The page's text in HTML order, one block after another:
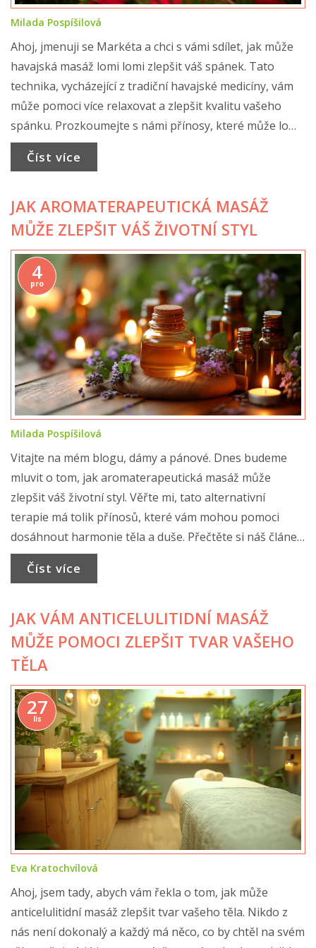
Milada Pospíšilová
Ahoj, jmenuji se Markéta a chci s vámi sdílet, jak může
havajská masáž lomi lomi zlepšit váš spánek. Tato
technika, vycházející z tradiční havajské medicíny, vám
může pomoci více relaxovat a zlepšit kvalitu vašeho
spánku. Prozkoumejte s námi přínosy, které může lomi
lomi masáž přinést vašemu zdraví a pohodě.
Objekveme nový způsob, jak zlepšit náš spánek a
Číst více
JAK AROMATERAPEUTICKÁ MASÁŽ
MŮŽE ZLEPŠIT VÁŠ ŽIVOTNÍ STYL
4
pro
Milada Pospíšilová
Vitajte na mém blogu, dámy a pánové. Dnes budeme
mluvit o tom, jak aromaterapeutická masáž může
zlepšit váš životní styl. Věřte mi, tato alternativní
terapie má tolik přínosů, které vám mohou pomoci
dosáhnout harmonie těla a duše. Přečtěte si náš článek
a objevte, jak lze prostřednictvím něj dosáhnout
hluboké relaxace a cítit se lépe. Těším se na vás!
Číst více
JAK VÁM ANTICELULITIDNÍ MASÁŽ
MŮŽE POMOCI ZLEPŠIT TVAR VAŠEHO
TĚLA
27
lis
Eva Kratochvílová
Ahoj, jsem tady, abych vám řekla o tom, jak může
anticelulitidní masáž zlepšit tvar vašeho těla. Nikdo z
nás není dokonalý a každý má něco, co by chtěl na svém